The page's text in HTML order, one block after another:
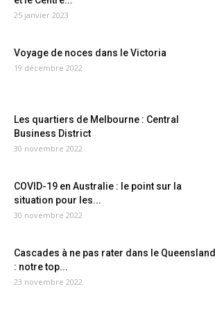
25 janvier 2023
Voyage de noces dans le Victoria
19 décembre 2022
Les quartiers de Melbourne : Central
Business District
30 novembre 2022
COVID-19 en Australie : le point sur la
situation pour les...
30 novembre 2022
Cascades à ne pas rater dans le Queensland
: notre top...
23 novembre 2022